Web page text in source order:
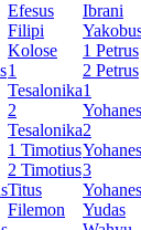
Efesus
Filipi
Kolose
1
Tesalonika
2
Tesalonika
1 Timotius
2 Timotius
Titus
Filemon
Ibrani
1 Petrus
2 Petrus
1
Yohanes
2
Yohanes
3
Yohanes
Yudas